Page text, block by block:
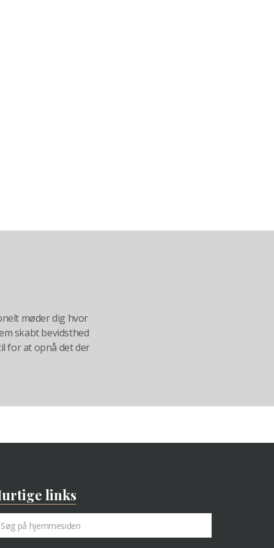
møder dig hvor
skabt bevidsthed
for at opnå det der
links